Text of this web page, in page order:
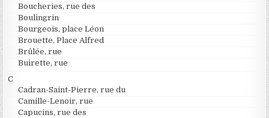
Boucheries, rue des
Boulingrin
Bourgeois, place Léon
Brouette, Place Alfred
Brûlée, rue
Buirette, rue
C
Cadran-Saint-Pierre, rue du
Camille-Lenoir, rue
Capucins, rue des